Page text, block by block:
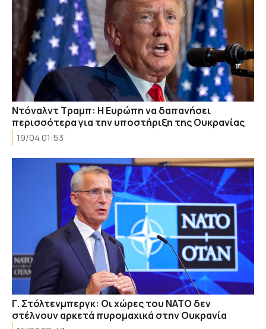
Ντόναλντ Τραμπ: Η Ευρώπη να δαπανήσει
περισσότερα για την υποστήριξη της Ουκρανίας
19/04 01:53
Γ. Στόλτενμπεργκ: Οι χώρες του NATO δεν
στέλνουν αρκετά πυρομαχικά στην Ουκρανία